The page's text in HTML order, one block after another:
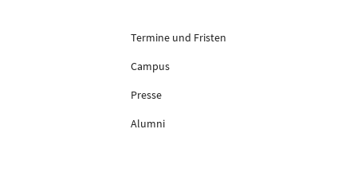
Termine und Fristen
Campus
Presse
Alumni